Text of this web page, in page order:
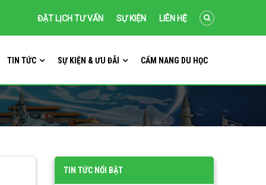
ĐẶT LỊCH TƯ VẤN SỰ KIỆN LIÊN HỆ
TIN TỨC SỰ KIỆN & ƯU ĐÃI CẨM NANG DU HỌC
TIN TỨC NỔI BẬT